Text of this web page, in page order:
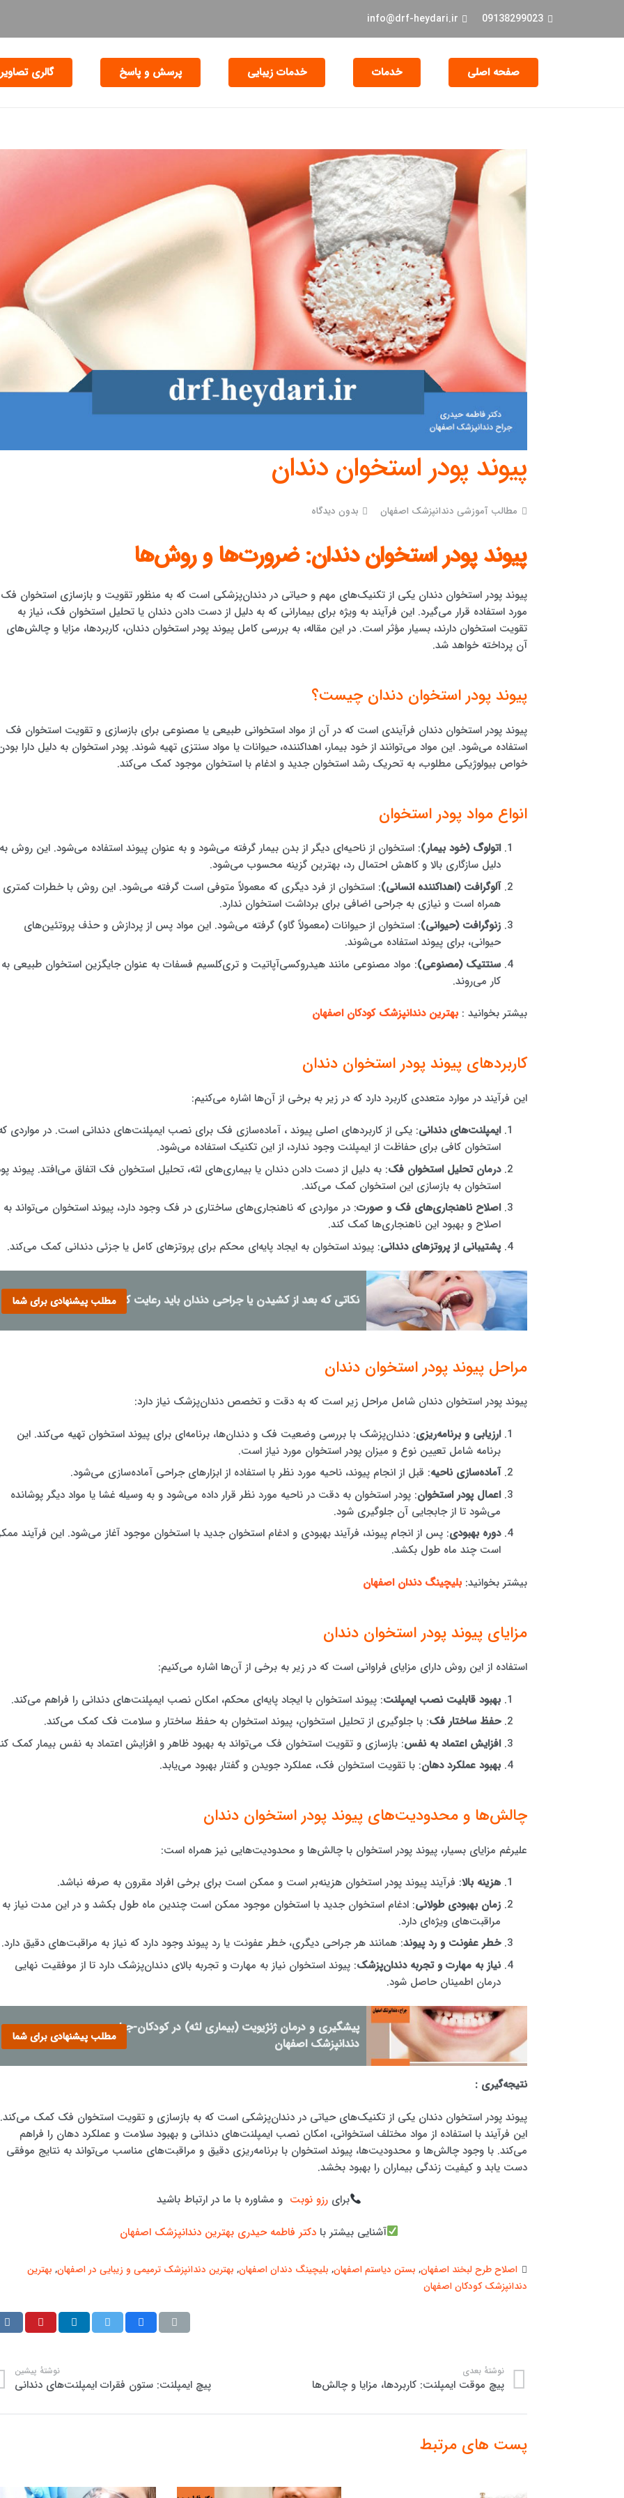
09138299023
info@drf-heydari.ir
صفحه اصلی خدمات خدمات زیبایی پرسش و پاسخ گالری تصاویر
پیوند پودر استخوان دندان
مطالب آموزشی دندانپزشک اصفهان بدون دیدگاه
پیوند پودر استخوان دندان: ضرورت‌ها و روش‌ها
پیوند پودر استخوان دندان یکی از تکنیک‌های مهم و حیاتی در دندان‌پزشکی است که به منظور تقویت و بازسازی استخوان فک
مورد استفاده قرار می‌گیرد. این فرآیند به ویژه برای بیمارانی که به دلیل از دست دادن دندان یا تحلیل استخوان فک، نیاز به
تقویت استخوان دارند، بسیار مؤثر است. در این مقاله، به بررسی کامل پیوند پودر استخوان دندان، کاربردها، مزایا و چالش‌های
آن پرداخته خواهد شد.
پیوند پودر استخوان دندان چیست؟
پیوند پودر استخوان دندان فرآیندی است که در آن از مواد استخوانی طبیعی یا مصنوعی برای بازسازی و تقویت استخوان فک
استفاده می‌شود. این مواد می‌توانند از خود بیمار، اهداکننده، حیوانات یا مواد سنتزی تهیه شوند. پودر استخوان به دلیل دارا
خواص بیولوژیکی مطلوب، به تحریک رشد استخوان جدید و ادغام با استخوان موجود کمک می‌کند.
انواع مواد پودر استخوان
اتولوگ (خود بیمار): استخوان از ناحیه‌ای دیگر از بدن بیمار گرفته می‌شود و به عنوان پیوند استفاده می‌شود. این روش به
دلیل سازگاری بالا و کاهش احتمال رد، بهترین گزینه محسوب می‌شود.
آلوگرافت (اهداکننده انسانی): استخوان از فرد دیگری که معمولاً متوفی است گرفته می‌شود. این روش با خطرات کمتری
همراه است و نیازی به جراحی اضافی برای برداشت استخوان ندارد.
زنوگرافت (حیوانی): استخوان از حیوانات (معمولاً گاو) گرفته می‌شود. این مواد پس از پردازش و حذف پروتئین‌های
حیوانی، برای پیوند استفاده می‌شوند.
سنتتیک (مصنوعی): مواد مصنوعی مانند هیدروکسی‌آپاتیت و تری‌کلسیم فسفات به عنوان جایگزین استخوان طبیعی به
کار می‌روند.
بیشتر بخوانید : بهترین دندانپزشک کودکان اصفهان
کاربردهای پیوند پودر استخوان دندان
این فرآیند در موارد متعددی کاربرد دارد که در زیر به برخی از آن‌ها اشاره می‌کنیم:
ایمپلنت‌های دندانی: یکی از کاربردهای اصلی پیوند ، آماده‌سازی فک برای نصب ایمپلنت‌های دندانی است. در مواردی
استخوان کافی برای حفاظت از ایمپلنت وجود ندارد، از این تکنیک استفاده می‌شود.
درمان تحلیل استخوان فک: به دلیل از دست دادن دندان یا بیماری‌های لثه، تحلیل استخوان فک اتفاق می‌افتد. پیوند
استخوان به بازسازی این استخوان کمک می‌کند.
اصلاح ناهنجاری‌های فک و صورت: در مواردی که ناهنجاری‌های ساختاری در فک وجود دارد، پیوند استخوان می‌تواند به
اصلاح و بهبود این ناهنجاری‌ها کمک کند.
پشتیبانی از پروتزهای دندانی: پیوند استخوان به ایجاد پایه‌ای محکم برای پروتزهای کامل یا جزئی دندانی کمک می‌کند.
نکاتی که بعد از کشیدن یا جراحی دندان باید رعایت کنیممطلب پیشنهادی برای شما
مراحل پیوند پودر استخوان دندان
پیوند پودر استخوان دندان شامل مراحل زیر است که به دقت و تخصص دندان‌پزشک نیاز دارد:
ارزیابی و برنامه‌ریزی: دندان‌پزشک با بررسی وضعیت فک و دندان‌ها، برنامه‌ای برای پیوند استخوان تهیه می‌کند. این
برنامه شامل تعیین نوع و میزان پودر استخوان مورد نیاز است.
آماده‌سازی ناحیه: قبل از انجام پیوند، ناحیه مورد نظر با استفاده از ابزارهای جراحی آماده‌سازی می‌شود.
اعمال پودر استخوان: پودر استخوان به دقت در ناحیه مورد نظر قرار داده می‌شود و به وسیله غشا یا مواد دیگر پوشانده
می‌شود تا از جابجایی آن جلوگیری شود.
دوره بهبودی: پس از انجام پیوند، فرآیند بهبودی و ادغام استخوان جدید با استخوان موجود آغاز می‌شود. این فرآیند
است چند ماه طول بکشد.
بیشتر بخوانید:بلیچینگ دندان اصفهان
مزایای پیوند پودر استخوان دندان
استفاده از این روش دارای مزایای فراوانی است که در زیر به برخی از آن‌ها اشاره می‌کنیم:
بهبود قابلیت نصب ایمپلنت: پیوند استخوان با ایجاد پایه‌ای محکم، امکان نصب ایمپلنت‌های دندانی را فراهم می‌کند.
حفظ ساختار فک: با جلوگیری از تحلیل استخوان، پیوند استخوان به حفظ ساختار و سلامت فک کمک می‌کند.
افزایش اعتماد به نفس: بازسازی و تقویت استخوان فک می‌تواند به بهبود ظاهر و افزایش اعتماد به نفس بیمار کمک
بهبود عملکرد دهان: با تقویت استخوان فک، عملکرد جویدن و گفتار بهبود می‌یابد.
چالش‌ها و محدودیت‌های پیوند پودر استخوان دندان
علیرغم مزایای بسیار، پیوند پودر استخوان با چالش‌ها و محدودیت‌هایی نیز همراه است:
هزینه بالا: فرآیند پیوند پودر استخوان هزینه‌بر است و ممکن است برای برخی افراد مقرون به صرفه نباشد.
زمان بهبودی طولانی: ادغام استخوان جدید با استخوان موجود ممکن است چندین ماه طول بکشد و در این مدت نیاز به
مراقبت‌های ویژه‌ای دارد.
خطر عفونت و رد پیوند: همانند هر جراحی دیگری، خطر عفونت یا رد پیوند وجود دارد که نیاز به مراقبت‌های دقیق دارد.
نیاز به مهارت و تجربه دندان‌پزشک: پیوند استخوان نیاز به مهارت و تجربه بالای دندان‌پزشک دارد تا از موفقیت نهایی
درمان اطمینان حاصل شود.
پیشگیری و درمان ژنژیویت (بیماری لثه) در کودکان-جراح و
دندانپزشک اصفهان
مطلب پیشنهادی برای شما
نتیجه‌گیری :
پیوند پودر استخوان دندان یکی از تکنیک‌های حیاتی در دندان‌پزشکی است که به بازسازی و تقویت استخوان فک کمک می‌کند.
این فرآیند با استفاده از مواد مختلف استخوانی، امکان نصب ایمپلنت‌های دندانی و بهبود سلامت و عملکرد دهان را فراهم
می‌کند. با وجود چالش‌ها و محدودیت‌ها، پیوند استخوان با برنامه‌ریزی دقیق و مراقبت‌های مناسب می‌تواند به نتایج موفقی
دست یابد و کیفیت زندگی بیماران را بهبود بخشد.
برای رزو نوبت و مشاوره با ما در ارتباط باشید
آشنایی بیشتر با دکتر فاطمه حیدری بهترین دندانپزشک اصفهان
اصلاح طرح لبخند اصفهان, بستن دیاستم اصفهان, بلیچینگ دندان اصفهان, بهترین دندانپزشک ترمیمی و زیبایی در اصفهان, بهترین
دندانپزشک کودکان اصفهان
نوشتهٔ پیشین
پیچ ایمپلنت: ستون فقرات ایمپلنت‌های دندانی
نوشتهٔ بعدی
پیچ موقت ایمپلنت: کاربردها، مزایا و چالش‌ها
پست های مرتبط